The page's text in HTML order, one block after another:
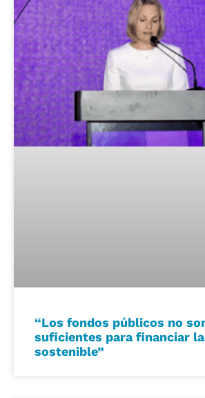
“Los fondos públicos no
suficientes para financiar
sostenible”